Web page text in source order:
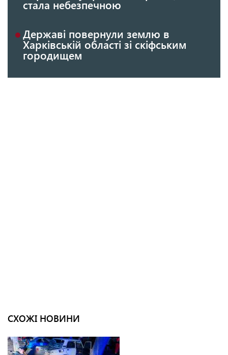
стала небезпечною
Державі повернули землю в
Харківській області зі скіфським
городищем
СХОЖІ НОВИНИ